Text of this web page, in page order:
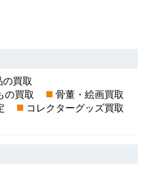
買取
の買取
骨董・絵画買取
コレクターグッズ買取